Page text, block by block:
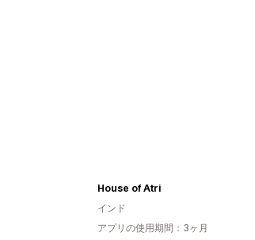
House of Atri
インド
アプリの使用期間：3ヶ月